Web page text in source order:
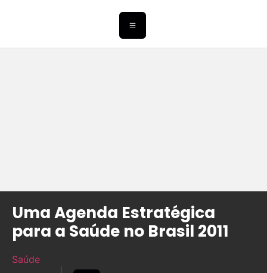
Uma Agenda Estratégica
para a Saúde no Brasil 2011
Saúde